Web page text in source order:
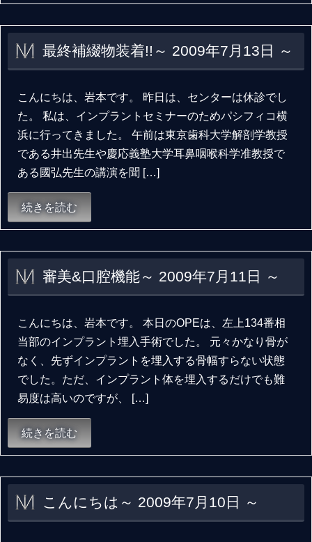
最終補綴物装着!!～ 2009年7月13日 ～
こんにちは、岩本です。 昨日は、センターは休診でし
た。 私は、インプラントセミナーのためパシフィコ横
浜に行ってきました。 午前は東京歯科大学解剖学教授
である井出先生や慶応義塾大学耳鼻咽喉科学准教授で
ある國弘先生の講演を聞 […]
続きを読む
審美&口腔機能～ 2009年7月11日 ～
こんにちは、岩本です。 本日のOPEは、左上134番相
当部のインプラント埋入手術でした。 元々かなり骨が
なく、先ずインプラントを埋入する骨幅すらない状態
でした。ただ、インプラント体を埋入するだけでも難
易度は高いのですが、 […]
続きを読む
こんにちは～ 2009年7月10日 ～